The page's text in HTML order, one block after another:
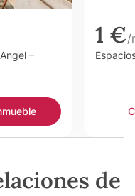
–
1 €/
de